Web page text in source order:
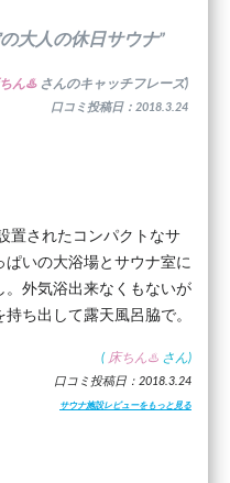
大人の休日サウナ”
ん♨️ さんのキャッチフレーズ)
口コミ投稿日：2018.3.24
置されたコンパクトなサ
いの大浴場とサウナ室に
。外気浴出来なくもないが
ち出して露天風呂脇で。
( 床ちん♨️ さん)
口コミ投稿日：2018.3.24
サウナ施設レビューをもっと見る